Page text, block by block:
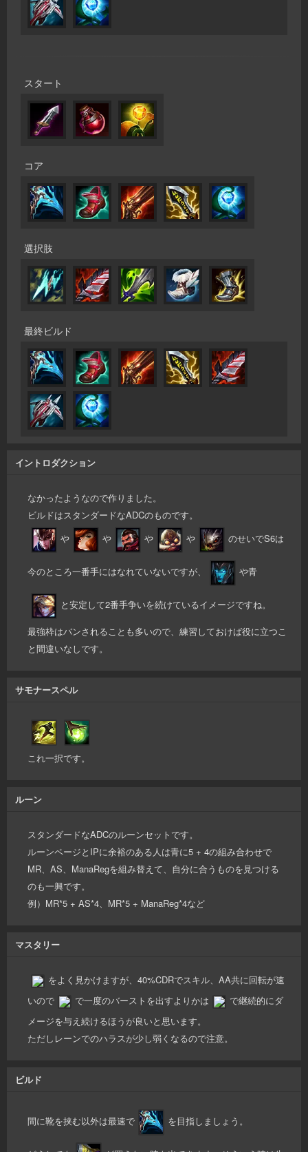
スタート
コア
選択肢
最終ビルド
イントロダクション
なかったようなので作りました。
ビルドはスタンダードなADCのものです。
や
や や や のせいでS6は
今のところ一番手にはなれていないですが、 や青
と安定して2番手争いを続けているイメージですね。
最強枠はバンされることも多いので、練習しておけば役に立つこ
と間違いなしです。
サモナースペル
これ一択です。
ルーン
スタンダードなADCのルーンセットです。
ルーンページとIPに余裕のある人は青に5 + 4の組み合わせで
MR、AS、ManaRegを組み替えて、自分に合うものを見つける
のも一興です。
例）MR*5 + AS*4、MR*5 + ManaReg*4など
マスタリー
をよく見かけますが、40%CDRでスキル、AA共に回転が速
いので
で一度のバーストを出すよりかは
で継続的にダ
メージを与え続けるほうが良いと思います。
ただしレーンでのハラスが少し弱くなるので注意。
ビルド
間に靴を挟む以外は最速で を目指しましょう。